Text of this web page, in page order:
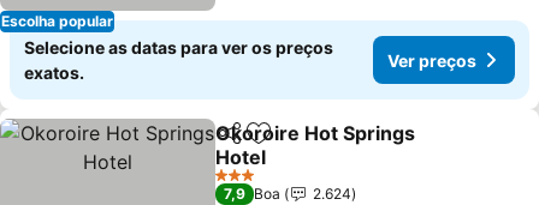
Escolha popular
Selecione as datas para ver os preços
exatos.
Ver preços
PartilharAdicionar aos favoritos
Okoroire Hot Springs
Hotel
3 Estrelas
7,9 Boa
2.624